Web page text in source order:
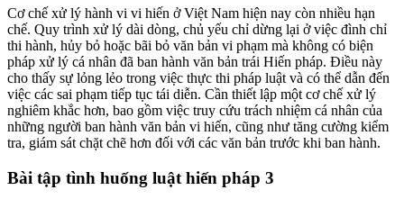
Cơ chế xử lý hành vi vi hiến ở Việt Nam hiện nay còn nhiều hạn
chế. Quy trình xử lý dài dòng, chủ yếu chỉ dừng lại ở việc đình chỉ
thi hành, hủy bỏ hoặc bãi bỏ văn bản vi phạm mà không có biện
pháp xử lý cá nhân đã ban hành văn bản trái Hiến pháp. Điều này
cho thấy sự lỏng lẻo trong việc thực thi pháp luật và có thể dẫn đến
việc các sai phạm tiếp tục tái diễn. Cần thiết lập một cơ chế xử lý
nghiêm khắc hơn, bao gồm việc truy cứu trách nhiệm cá nhân của
những người ban hành văn bản vi hiến, cũng như tăng cường kiểm
tra, giám sát chặt chẽ hơn đối với các văn bản trước khi ban hành.
Bài tập tình huống luật hiến pháp 3